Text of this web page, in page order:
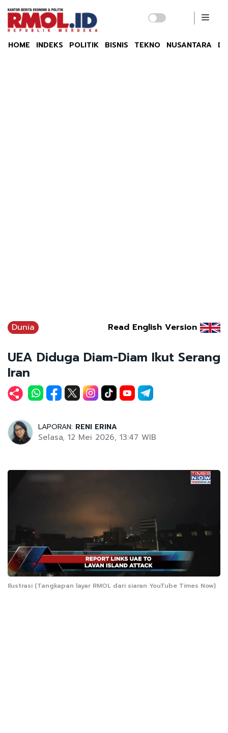
HOME INDEKS POLITIK BISNIS TEKNO NUSANTARA
Dunia Read English Version
UEA Diduga Diam-Diam Ikut Serang
Iran
LAPORAN: RENI ERINA
Selasa, 12 Mei 2026, 13:47 WIB
Ilustrasi (Tangkapan layar RMOL dari siaran YouTube Times Now)